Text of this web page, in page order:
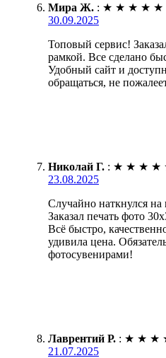
Мира Ж. : ★ ★ ★ ★ ★
30.09.2025
Топовый сервис!
рамкой. Все сделано
Удобный сайт и
обращаться, не
Николай Г. : ★ ★ ★ ★
23.08.2025
Случайно наткнулся
Заказал печать фото
Всё быстро,
удивила цена.
фотосувенирами!
Лаврентий Р. : ★ ★ ★
21.07.2025